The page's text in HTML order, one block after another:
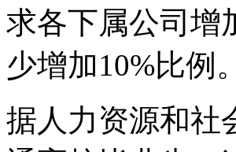
求各下属公司增
少增加10%比例。
据人力资源和社